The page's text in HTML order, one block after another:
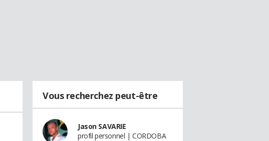
Vous recherchez peut-être
Jason SAVARIE
profil personnel | CORDOBA